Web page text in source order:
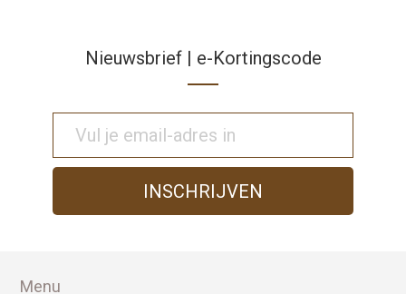
Nieuwsbrief | e-Kortingscode
Menu